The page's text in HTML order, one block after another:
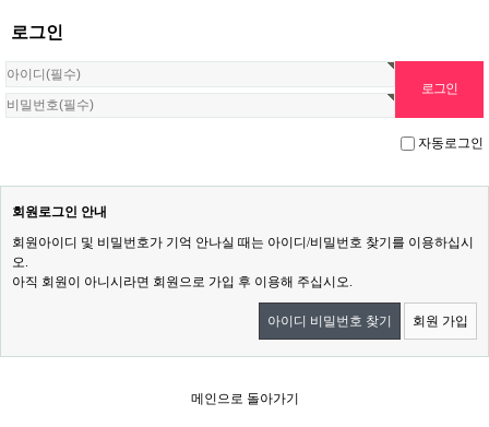
로그인
자동로그인
회원로그인 안내
회원아이디 및 비밀번호가 기억 안나실 때는 아이디/비밀번호 찾기를 이용하십시
오.
아직 회원이 아니시라면 회원으로 가입 후 이용해 주십시오.
아이디 비밀번호 찾기 회원 가입
메인으로 돌아가기